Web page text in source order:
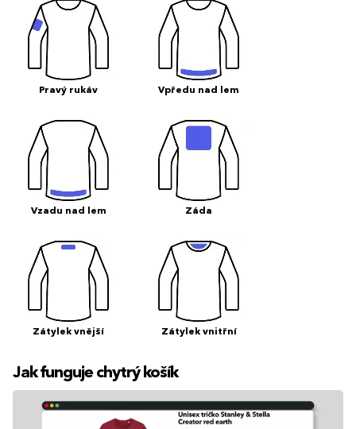
Pravý rukáv Vpředu nad lem
Vzadu nad lem Záda
Zátylek vnější Zátylek vnitřní
Jak funguje chytrý košík